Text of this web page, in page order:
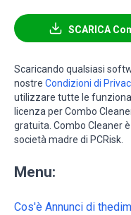
SCARICA
Scaricando qualsiasi
nostre Condizioni di
utilizzare tutte le
licenza per Combo
gratuita. Combo Cleaner
società madre di PCRisk.
Menu:
Cos'è Annunci di